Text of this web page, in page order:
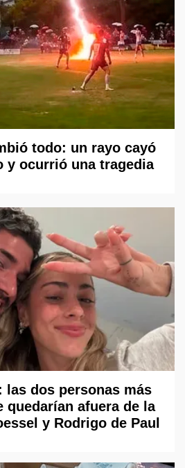
todo: un rayo cayó
y ocurrió una tragedia
las dos personas más
quedarían afuera de la
y Rodrigo de Paul